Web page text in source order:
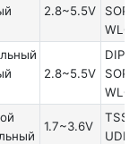
2.8~5.5V
SOP8
2.8~5.5V
DIP8
SOP8
1.7~3.6V